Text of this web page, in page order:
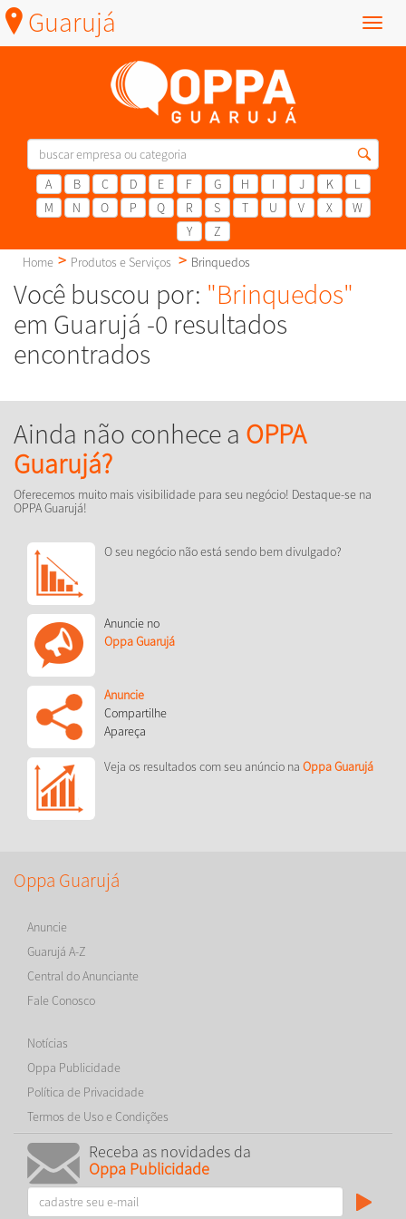
Menu
Guarujá
A B C D E F G H I J K
L
M
N O P Q R S T U V X
W
Y
Z
Home
Produtos e Serviços Brinquedos
Você buscou por: "Brinquedos"
em Guarujá -0 resultados
encontrados
Ainda não conhece a OPPA
Guarujá?
Oferecemos muito mais visibilidade para seu negócio! Destaque-se na
OPPA Guarujá!
O seu negócio não está sendo bem divulgado?
Anuncie no
Oppa Guarujá
Anuncie
Compartilhe
Apareça
Veja os resultados com seu anúncio na Oppa Guarujá
Oppa Guarujá
Anuncie
Guarujá A-Z
Central do Anunciante
Fale Conosco
Notícias
Oppa Publicidade
Política de Privacidade
Termos de Uso e Condições
Receba as novidades da
Oppa Publicidade